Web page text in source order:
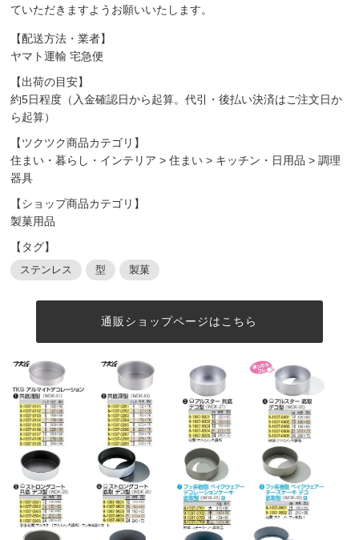
ていただきますようお願いいたします。
【配送方法・業者】
ヤマト運輸 宅急便
【出荷の目安】
約5日程度（入金確認日から起算。代引・後払い決済はご注文日か
ら起算）
【ツクツク商品カテゴリ】
住まい・暮らし・インテリア >住まい > キッチン・日用品 >調理
器具
【ショップ商品カテゴリ】
製菓用品
【タグ】
ステンレス 型 製菓
通販ショップページはこちら